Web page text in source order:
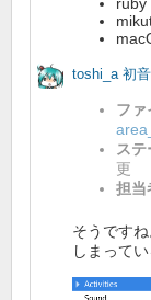
toshi_a 初音
ファ
ステ
更
担当
そうです
しまってい